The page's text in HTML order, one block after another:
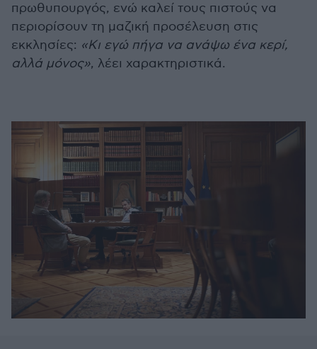
πρωθυπουργός, ενώ καλεί τους πιστούς να
περιορίσουν τη μαζική προσέλευση στις
εκκλησίες: «Κι εγώ πήγα να ανάψω ένα κερί,
αλλά μόνος», λέει χαρακτηριστικά.